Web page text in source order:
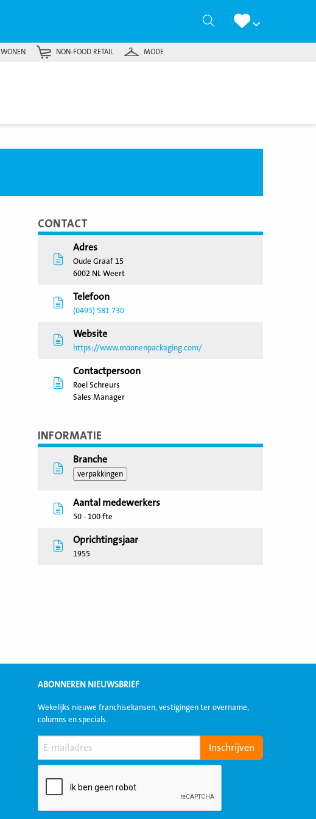
Zoeken
WONEN NON-FOOD RETAIL MODE
CONTACT
Adres
Oude Graaf 15
6002 NL Weert
Telefoon
(0495) 581 730
Website
https://www.moonenpackaging.com/
Contactpersoon
Roel Schreurs
Sales Manager
INFORMATIE
Branche
verpakkingen
Aantal medewerkers
50 - 100 fte
Oprichtingsjaar
1955
ABONNEREN NIEUWSBRIEF
Wekelijks nieuwe franchisekansen, vestigingen ter overname,
columns en specials.